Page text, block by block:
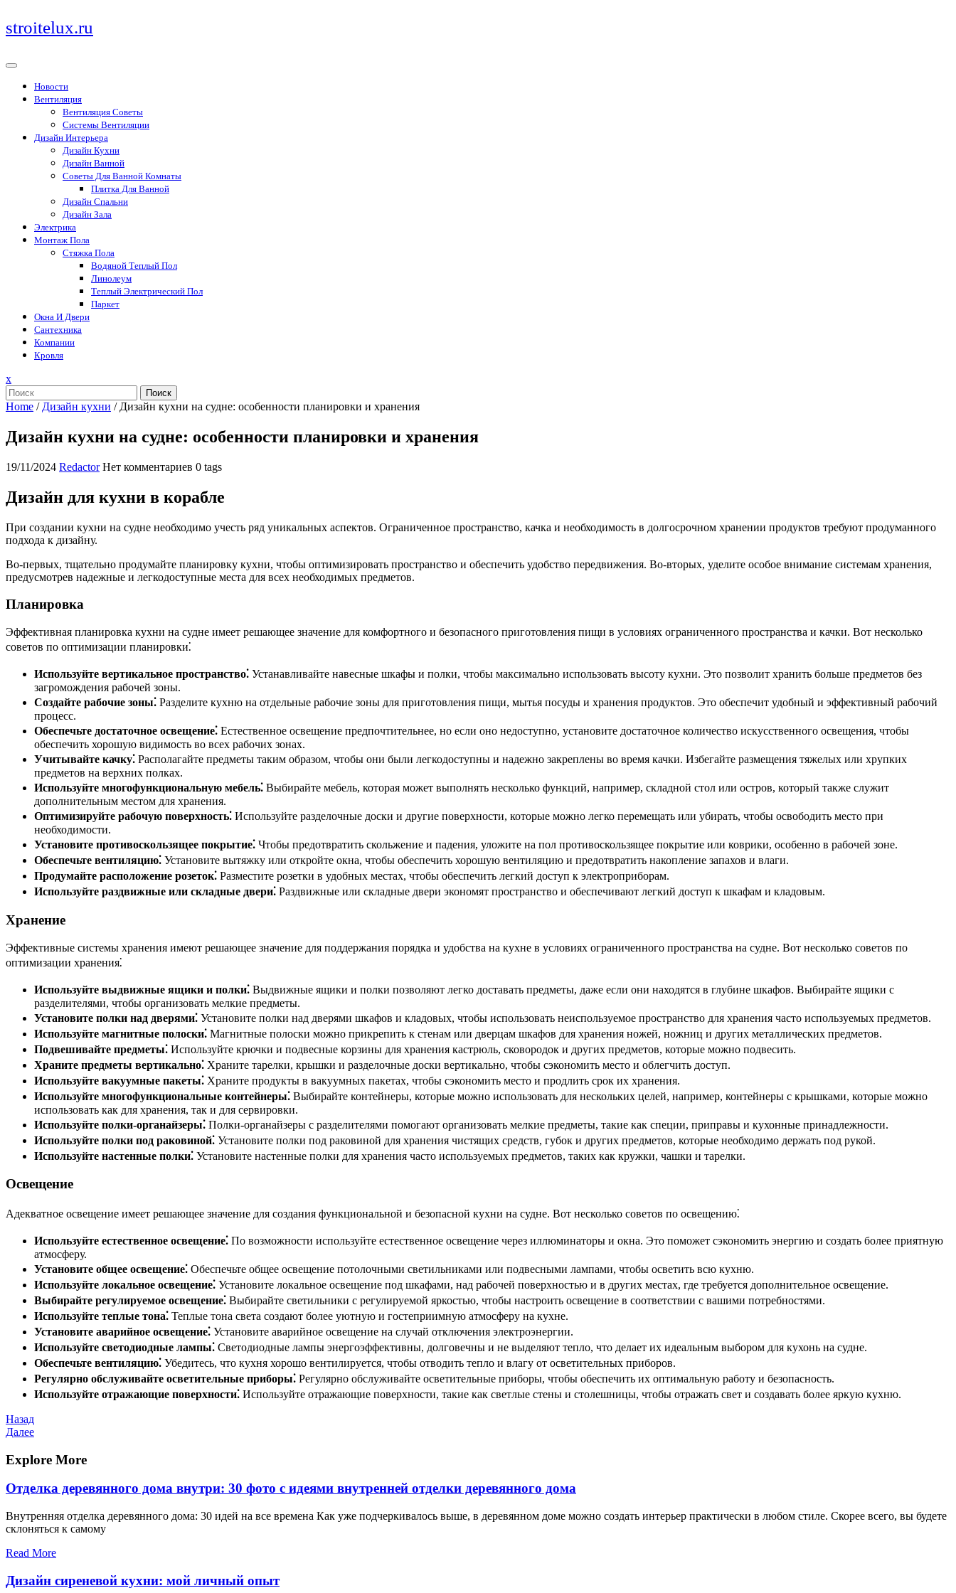
Перейти
к
stroitelux.ru
Новости
Вентиляция
Вентиляция Советы
Системы Вентиляции
Дизайн Интерьера
Дизайн Кухни
Дизайн Ванной
Советы Для Ванной Комнаты
Плитка Для Ванной
Дизайн Спальни
Дизайн Зала
Электрика
Монтаж Пола
Стяжка Пола
Водяной Теплый Пол
Линолеум
Теплый Электрический Пол
Паркет
Окна И Двери
Сантехника
Компании
Кровля
xЗакрыть
меню
Поиск
Home / Дизайн кухни / Дизайн кухни на судне: особенности планировки и хранения
Дизайн кухни на судне: особенности планировки и хранения
19/11/2024 Redactor Нет комментариев 0 tags
Дизайн для кухни в корабле
При создании кухни на судне необходимо учесть ряд уникальных аспектов. Ограниченное пространство, качка и необходимость в долгосрочном хранении продуктов требуют продуманного
подхода к дизайну.
Во-первых, тщательно продумайте планировку кухни, чтобы оптимизировать пространство и обеспечить удобство передвижения. Во-вторых, уделите особое внимание системам хранения,
предусмотрев надежные и легкодоступные места для всех необходимых предметов.
Планировка
Эффективная планировка кухни на судне имеет решающее значение для комфортного и безопасного приготовления пищи в условиях ограниченного пространства и качки. Вот несколько
советов по оптимизации планировки⁚
Используйте вертикальное пространство⁚ Устанавливайте навесные шкафы и полки, чтобы максимально использовать высоту кухни. Это позволит хранить больше предметов без
загромождения рабочей зоны.
Создайте рабочие зоны⁚ Разделите кухню на отдельные рабочие зоны для приготовления пищи, мытья посуды и хранения продуктов. Это обеспечит удобный и эффективный рабочий
процесс.
Обеспечьте достаточное освещение⁚ Естественное освещение предпочтительнее, но если оно недоступно, установите достаточное количество искусственного освещения, чтобы
обеспечить хорошую видимость во всех рабочих зонах.
Учитывайте качку⁚ Располагайте предметы таким образом, чтобы они были легкодоступны и надежно закреплены во время качки. Избегайте размещения тяжелых или хрупких
предметов на верхних полках.
Используйте многофункциональную мебель⁚ Выбирайте мебель, которая может выполнять несколько функций, например, складной стол или остров, который также служит
дополнительным местом для хранения.
Оптимизируйте рабочую поверхность⁚ Используйте разделочные доски и другие поверхности, которые можно легко перемещать или убирать, чтобы освободить место при
необходимости.
Установите противоскользящее покрытие⁚ Чтобы предотвратить скольжение и падения, уложите на пол противоскользящее покрытие или коврики, особенно в рабочей зоне.
Обеспечьте вентиляцию⁚ Установите вытяжку или откройте окна, чтобы обеспечить хорошую вентиляцию и предотвратить накопление запахов и влаги.
Продумайте расположение розеток⁚ Разместите розетки в удобных местах, чтобы обеспечить легкий доступ к электроприборам.
Используйте раздвижные или складные двери⁚ Раздвижные или складные двери экономят пространство и обеспечивают легкий доступ к шкафам и кладовым.
Хранение
Эффективные системы хранения имеют решающее значение для поддержания порядка и удобства на кухне в условиях ограниченного пространства на судне. Вот несколько советов по
оптимизации хранения⁚
Используйте выдвижные ящики и полки⁚ Выдвижные ящики и полки позволяют легко доставать предметы, даже если они находятся в глубине шкафов. Выбирайте ящики с
разделителями, чтобы организовать мелкие предметы.
Установите полки над дверями⁚ Установите полки над дверями шкафов и кладовых, чтобы использовать неиспользуемое пространство для хранения часто используемых предметов.
Используйте магнитные полоски⁚ Магнитные полоски можно прикрепить к стенам или дверцам шкафов для хранения ножей, ножниц и других металлических предметов.
Подвешивайте предметы⁚ Используйте крючки и подвесные корзины для хранения кастрюль, сковородок и других предметов, которые можно подвесить.
Храните предметы вертикально⁚ Храните тарелки, крышки и разделочные доски вертикально, чтобы сэкономить место и облегчить доступ.
Используйте вакуумные пакеты⁚ Храните продукты в вакуумных пакетах, чтобы сэкономить место и продлить срок их хранения.
Используйте многофункциональные контейнеры⁚ Выбирайте контейнеры, которые можно использовать для нескольких целей, например, контейнеры с крышками, которые можно
использовать как для хранения, так и для сервировки.
Используйте полки-органайзеры⁚ Полки-органайзеры с разделителями помогают организовать мелкие предметы, такие как специи, приправы и кухонные принадлежности.
Используйте полки под раковиной⁚ Установите полки под раковиной для хранения чистящих средств, губок и других предметов, которые необходимо держать под рукой.
Используйте настенные полки⁚ Установите настенные полки для хранения часто используемых предметов, таких как кружки, чашки и тарелки.
Освещение
Адекватное освещение имеет решающее значение для создания функциональной и безопасной кухни на судне. Вот несколько советов по освещению⁚
Используйте естественное освещение⁚ По возможности используйте естественное освещение через иллюминаторы и окна. Это поможет сэкономить энергию и создать более приятную
атмосферу.
Установите общее освещение⁚ Обеспечьте общее освещение потолочными светильниками или подвесными лампами, чтобы осветить всю кухню.
Используйте локальное освещение⁚ Установите локальное освещение под шкафами, над рабочей поверхностью и в других местах, где требуется дополнительное освещение.
Выбирайте регулируемое освещение⁚ Выбирайте светильники с регулируемой яркостью, чтобы настроить освещение в соответствии с вашими потребностями.
Используйте теплые тона⁚ Теплые тона света создают более уютную и гостеприимную атмосферу на кухне.
Установите аварийное освещение⁚ Установите аварийное освещение на случай отключения электроэнергии.
Используйте светодиодные лампы⁚ Светодиодные лампы энергоэффективны, долговечны и не выделяют тепло, что делает их идеальным выбором для кухонь на судне.
Обеспечьте вентиляцию⁚ Убедитесь, что кухня хорошо вентилируется, чтобы отводить тепло и влагу от осветительных приборов.
Регулярно обслуживайте осветительные приборы⁚ Регулярно обслуживайте осветительные приборы, чтобы обеспечить их оптимальную работу и безопасность.
Используйте отражающие поверхности⁚ Используйте отражающие поверхности, такие как светлые стены и столешницы, чтобы отражать свет и создавать более яркую кухню.
Навигация
по
записям
Предыдущая
запись
Назад
Следующая
Далее
Explore More
Отделка деревянного дома внутри: 30 фото с идеями внутренней отделки деревянного дома
Внутренняя отделка деревянного дома: 30 идей на все времена Как уже подчеркивалось выше, в деревянном доме можно создать интерьер практически в любом стиле. Скорее всего, вы будете
склоняться к самому
Read More
Дизайн сиреневой кухни: мой личный опыт